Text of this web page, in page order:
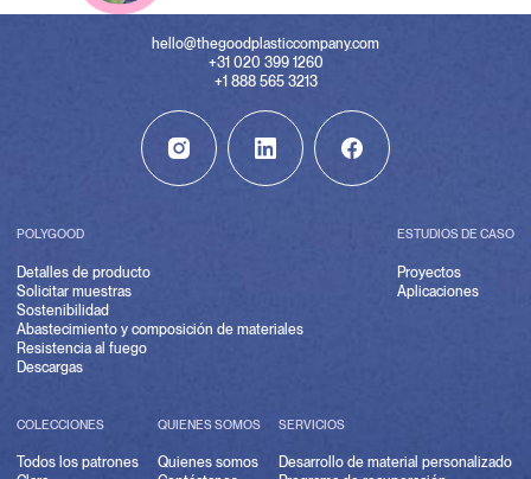
hello@thegoodplasticcompany.com
+31 020 399 1260
+1 888 565 3213
POLYGOOD
Detalles de producto
Solicitar muestras
Sostenibilidad
Abastecimiento y composición de materiales
Resistencia al fuego
Descargas
ESTUDIOS DE CASO
Proyectos
Aplicaciones
COLECCIONES
Todos los patrones
QUIENES SOMOS
Quienes somos
SERVICIOS
Desarrollo de material personalizado